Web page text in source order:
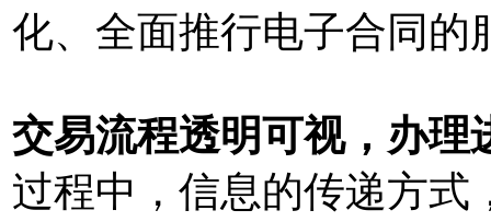
化、全面推行电子合同的
交易流程透明可视，办理
过程中，信息的传递方式